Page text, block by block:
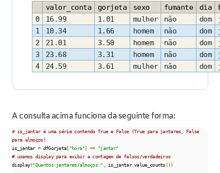
valor_conta gorjeta sexo fumante dia
0
16.99 1.01 mulher não dom
1
10.34 1.66 homem não dom
2
21.01 3.50 homem não dom
3
23.68 3.31 homem não dom
4
24.59 3.61 mulher não dom
A consulta acima funciona da seguinte forma:
# is_jantar é uma série contendo True e False (True para jantares, False
para almoços)
is_jantar = dfGorjeta["hora"] == "jantar"
# usamos display para exibir a contagem de falsos/verdadeiros
display("Quantos jantares/almoços:" is_jantar.value_counts ())